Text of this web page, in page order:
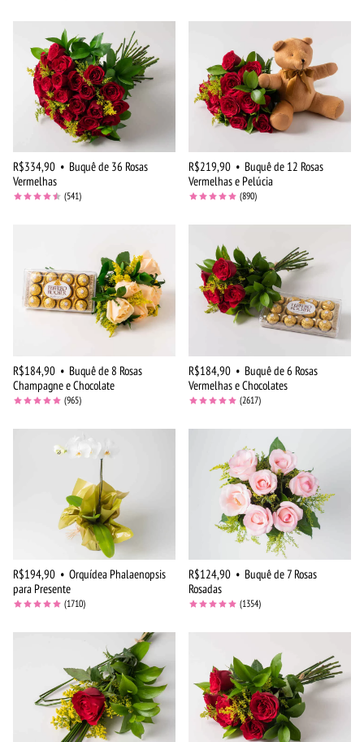
R$334,90 • Buquê de 36 Rosas
Vermelhas
(541)
R$219,90 • Buquê de 12 Rosas
Vermelhas e Pelúcia
(890)
R$184,90 • Buquê de 8 Rosas
Champagne e Chocolate
(965)
R$184,90 • Buquê de 6 Rosas
Vermelhas e Chocolates
(2617)
R$194,90 • Orquídea Phalaenopsis
para Presente
(1710)
R$124,90 • Buquê de 7 Rosas
Rosadas
(1354)